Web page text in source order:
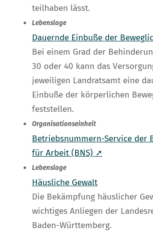
teilhaben lässt.
Lebenslage
Dauernde Einbuße der
Bei einem Grad der
30 oder 40 kann das
jeweiligen Landratsamt eine
Einbuße der körperlichen
feststellen.
Organisationseinheit
Betriebsnummern-Service der
für Arbeit (BNS) ➚
Lebenslage
Häusliche Gewalt
Die Bekämpfung häuslicher
wichtiges Anliegen der
Baden-Württemberg.